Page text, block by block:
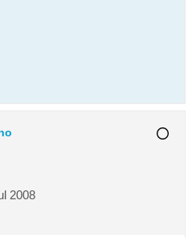
2008